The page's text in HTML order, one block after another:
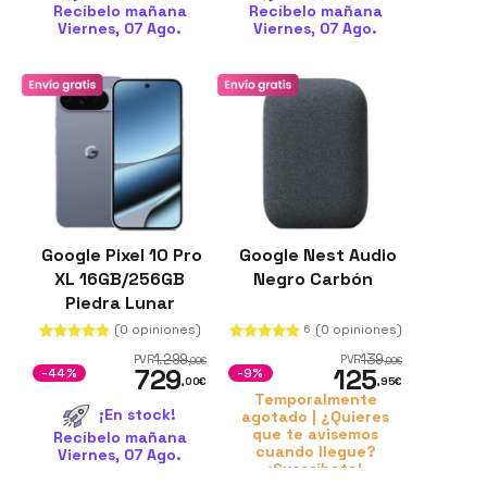
Recíbelo mañana
Viernes, 07 Ago.
Recíbelo mañana
Viernes, 07 Ago.
Google Pixel 10 Pro
XL 16GB/256GB
Piedra Lunar
Renovado
(0 opiniones)
PVR1.299,00€
729,00€
-44%
¡En stock!
Recíbelo mañana
Viernes, 07 Ago.
Google Nest Audio
Negro Carbón
6 (0 opiniones)
PVR139,00€
125,95€
-9%
Temporalmente
agotado | ¿Quieres
que te avisemos
cuando llegue?
¡Suscríbete!